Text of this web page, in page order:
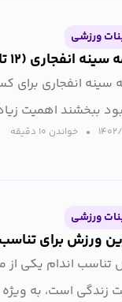
ورزشی
انفجاری (۱۲ تا از بهترین حرکات سینه)
سینه انفجاری
ببخشند اهمیت
۲۷ خواندن ۱۰ دقیقه‌
ورزشی
ورزش برای
تناسب اندام یکی از
زندگی است، به ویژه